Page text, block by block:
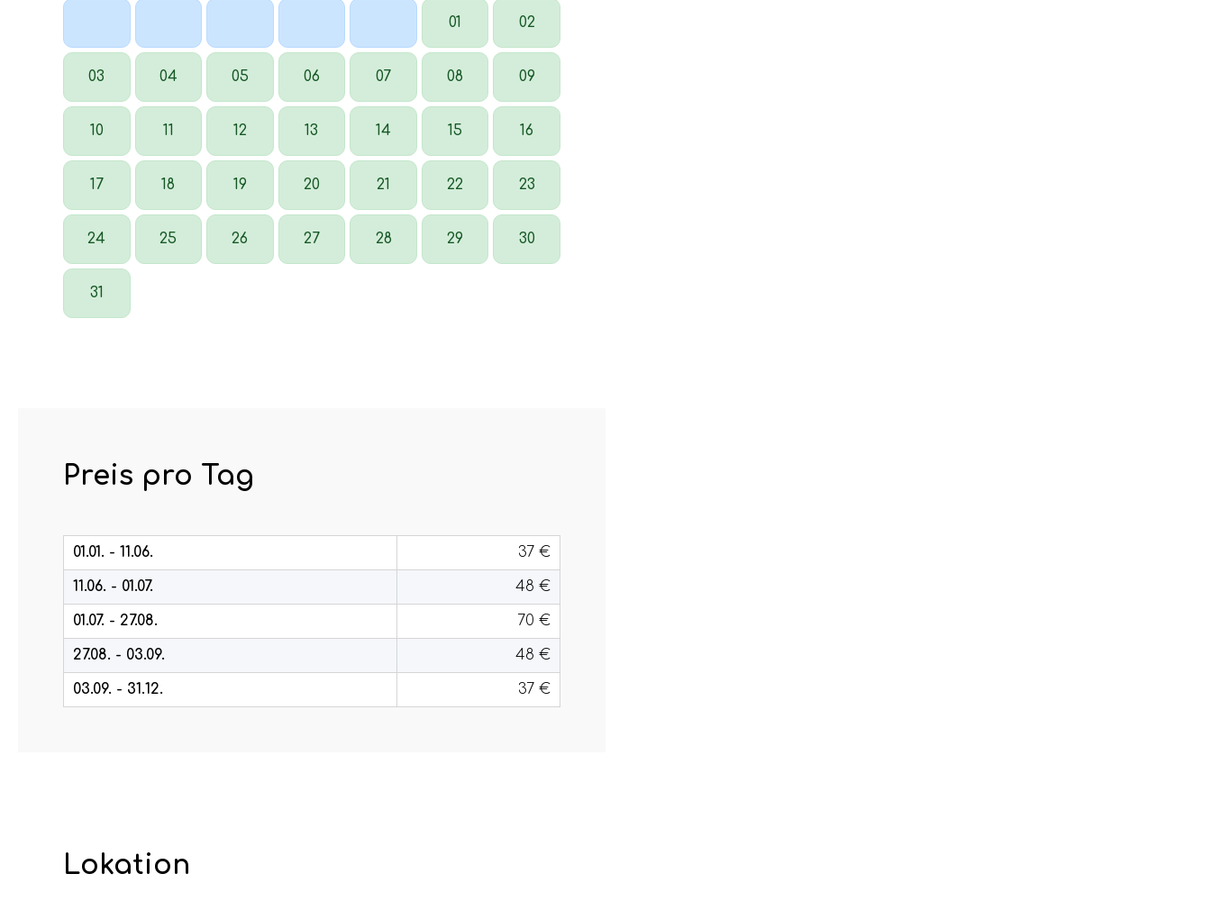
01 02
03 04 05 06 07 08 09
10 11 12 13 14 15 16
17 18 19 20 21 22 23
24 25 26 27 28 29 30
31
Preis pro Tag
01.01. - 11.06. 37 €
11.06. - 01.07. 48 €
01.07. - 27.08. 70 €
27.08. - 03.09. 48 €
03.09. - 31.12. 37 €
Lokation